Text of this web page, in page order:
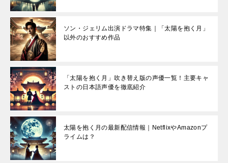
ソン・ジェリム出演ドラマ特集｜「太陽を抱く月」
以外のおすすめ作品
「太陽を抱く月」吹き替え版の声優一覧！主要キャ
ストの日本語声優を徹底紹介
太陽を抱く月の最新配信情報｜NetflixやAmazonプ
ライムは？